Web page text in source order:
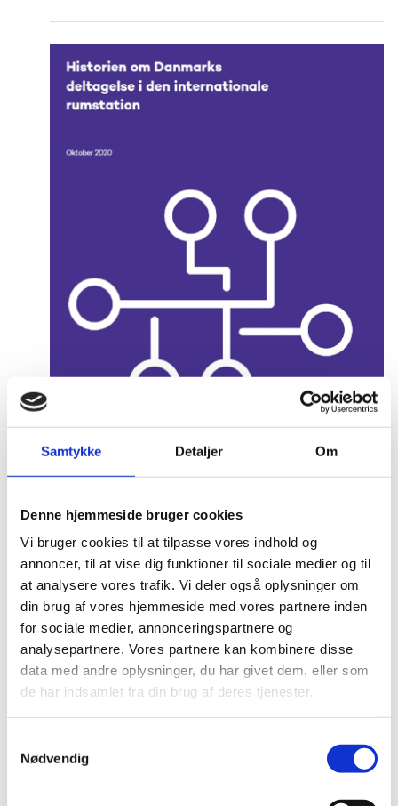
Samtykke Detaljer Om
Denne hjemmeside bruger cookies
Vi bruger cookies til at tilpasse vores indhold og
annoncer, til at vise dig funktioner til sociale medier og til
at analysere vores trafik. Vi deler også oplysninger om
din brug af vores hjemmeside med vores partnere inden
for sociale medier, annonceringspartnere og
analysepartnere. Vores partnere kan kombinere disse
data med andre oplysninger, du har givet dem, eller som
de har indsamlet fra din brug af deres tjenester.
Nødvendig
Historien om Danmarks deltagelse i den
internationale rumstation
Publiceret 02. november 2020
Rapporten giver den første historiske
gennemgang af Danmarks deltagelse i den
internationale rumstation og beskriver, hvorfor
Danmark valgte at gå med i konstruktionen og
driften af verdens mest ud...